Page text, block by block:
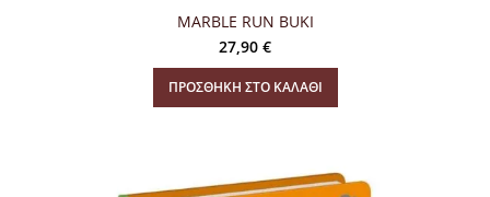
MARBLE RUN BUKI
27,90 €
ΠΡΟΣΘΉΚΗ ΣΤΟ ΚΑΛΆΘΙ